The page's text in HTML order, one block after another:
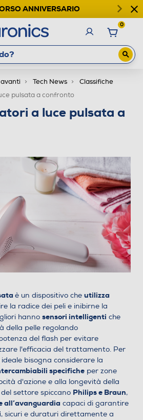
ANNIVERSARIO
0
Tech News
Classifiche
pulsata a confronto
a luce pulsata a
è un dispositivo cheutilizza
la radice dei peli e inibirne la
hannosensori intelligenti che
della pelle regolando
del flash per evitare
l'efficacia del trattamento. Per
bisogna considerare la
specifiche per zone
d'azione e alla longevità della
settore spiccano Philips e Braun,
all’avanguardia capaci di garantire
, sicuri e duraturi direttamente a